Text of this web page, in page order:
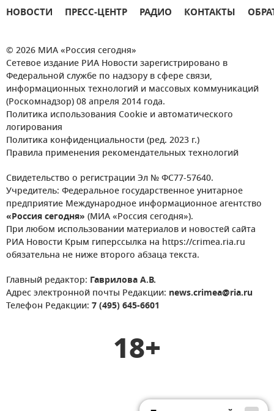
НОВОСТИ ПРЕСС-ЦЕНТР РАДИО КОНТАКТЫ
© 2026 МИА «Россия сегодня»
Сетевое издание РИА Новости зарегистрировано в
Федеральной службе по надзору в сфере связи,
информационных технологий и массовых коммуникаций
(Роскомнадзор) 08 апреля 2014 года.
Политика использования Cookie и автоматического
логирования
Политика конфиденциальности (ред. 2023 г.)
Правила применения рекомендательных технологий
Свидетельство о регистрации Эл № ФС77-57640.
Учредитель: Федеральное государственное унитарное
предприятие Международное информационное агентство
«Россия сегодня» (МИА «Россия сегодня»).
При любом использовании материалов и новостей сайта
РИА Новости Крым гиперссылка на https://crimea.ria.ru
обязательна не ниже второго абзаца текста.
Главный редактор: Гаврилова А.В.
Адрес электронной почты Редакции: news.crimea@ria.ru
Телефон Редакции: 7 (495) 645-6601
18+